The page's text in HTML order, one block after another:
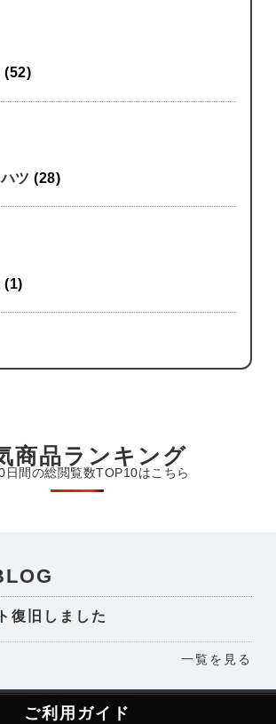
(52)
ハツ(28)
(1)
商品ランキング
日間の総閲覧数TOP10はこちら
復旧しました
一覧を見る
ご利用ガイド